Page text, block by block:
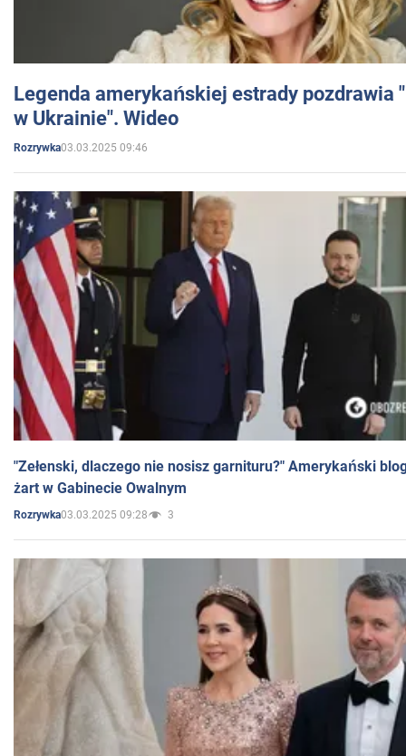
Legenda amerykańskiej estrady pozdrawia
w Ukrainie". Wideo
Rozrywka03.03.2025 09:46
"Zełenski, dlaczego nie nosisz garnituru?" Amerykański
żart w Gabinecie Owalnym
Rozrywka03.03.2025 09:28 3